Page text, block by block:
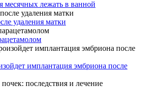
лежать в ванной
удаления матки
имплантация эмбриона после